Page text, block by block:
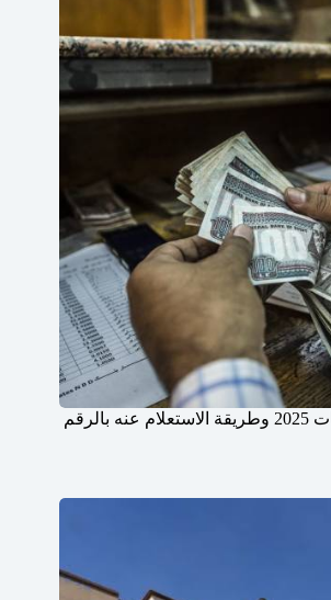
أخبار عن زيادة المعاشات 2025 وطريقة الاستعلام عنه بالرقم